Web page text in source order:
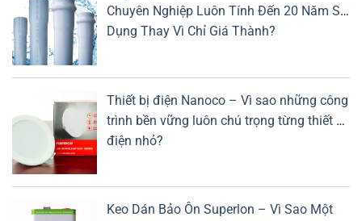
Chuyên Nghiệp Luôn Tính Đến 20 Năm Sử
Dụng Thay Vì Chỉ Giá Thành?
Thiết bị điện Nanoco – Vì sao những công
trình bền vững luôn chú trọng từng thiết bị
điện nhỏ?
Keo Dán Bảo Ôn Superlon – Vì Sao Một